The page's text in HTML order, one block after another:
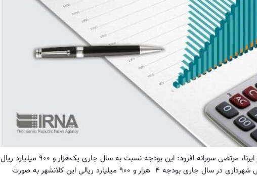
به گزارش همشهری آنلاین به نقل از ایرنا، مرتضی سورانه افزود: این بودجه نسبت به سال جاری یک‌هزار و ۹۰۰ میلیارد ریال
بیشتر است و در ارزیابی عملکرد مالی شهرداری در سال جاری بودجه ۴ هزار و ۹۰۰ میلیارد ریالی این کلانشهر به‌ صورت